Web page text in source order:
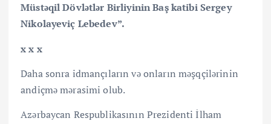
Müstəqil Dövlətlər Birliyinin Baş katibi Sergey
Nikolayeviç Lebedev”.
x x x
Daha sonra idmançıların və onların məşqçilərinin
andiçmə mərasimi olub.
Azərbaycan Respublikasının Prezidenti İlham